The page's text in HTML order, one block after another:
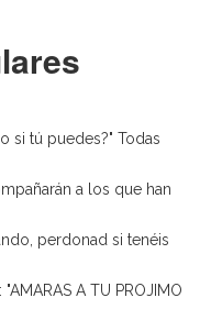
si tú puedes?" Todas
a los que han
perdonad si tenéis
A TU PROJIMO